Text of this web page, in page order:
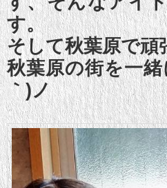
す。
そして秋葉原で頑
秋葉原の街を一
｀)ノ